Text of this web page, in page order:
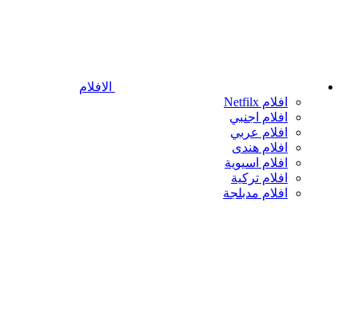
الافلام
افلام Netfilx
افلام اجنبي
افلام عربي
افلام هندى
افلام اسيوية
افلام تركية
افلام مدبلجة